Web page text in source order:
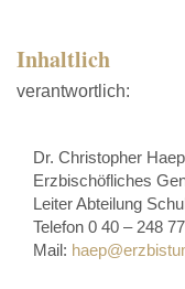
Inhaltlich
verantwortlich:
Dr. Christopher Haep
Erzbischöfliches
Leiter Abteilung
Telefon 0 40 – 248
Mail: